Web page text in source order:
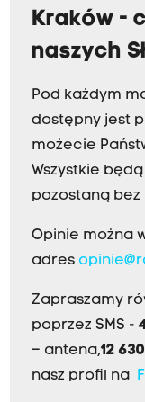
Kraków -
naszych
Pod każdym
dostępny jest
możecie
Wszystkie
pozostaną bez
Opinie można
adres
Zapraszamy
poprzez SMS -
– antena,12
nasz profil na